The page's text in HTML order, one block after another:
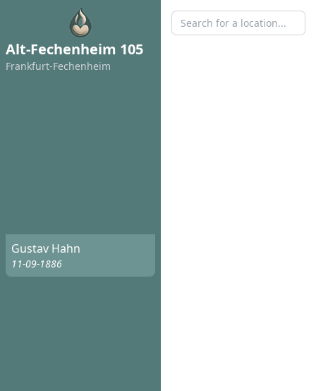
Alt-Fechenheim 105
Frankfurt-Fechenheim
Gustav Hahn
11-09-1886